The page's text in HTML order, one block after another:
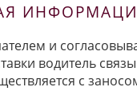
и
водитель
с